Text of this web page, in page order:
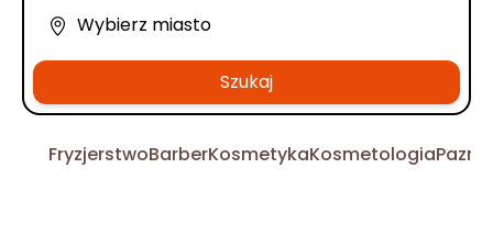
Szukaj
FryzjerstwoBarberKosmetykaKosmetologia